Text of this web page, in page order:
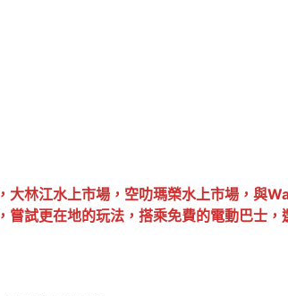
大林江水上市場，空叻瑪榮水上市場，與
試更在地的玩法，搭乘免費的電動巴士